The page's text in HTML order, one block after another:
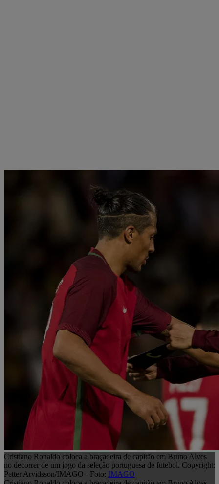
Cristiano Ronaldo coloca a braçadeira de capitão em Bruno Alves
no decorrer de um jogo da seleção portuguesa de futebol. Copyright:
Petter Arvidsson/IMAGO - Foto: IMAGO